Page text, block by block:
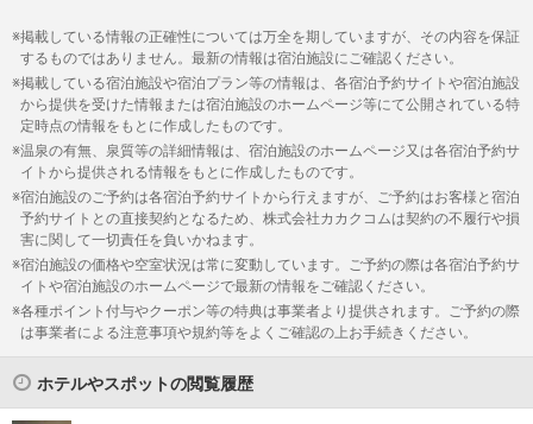
掲載している情報の正確性については万全を期していますが、その内容を保証
するものではありません。最新の情報は宿泊施設にご確認ください。
掲載している宿泊施設や宿泊プラン等の情報は、各宿泊予約サイトや宿泊施設
から提供を受けた情報または宿泊施設のホームページ等にて公開されている特
定時点の情報をもとに作成したものです。
温泉の有無、泉質等の詳細情報は、宿泊施設のホームページ又は各宿泊予約サ
イトから提供される情報をもとに作成したものです。
宿泊施設のご予約は各宿泊予約サイトから行えますが、ご予約はお客様と宿泊
予約サイトとの直接契約となるため、株式会社カカクコムは契約の不履行や損
害に関して一切責任を負いかねます。
宿泊施設の価格や空室状況は常に変動しています。ご予約の際は各宿泊予約サ
イトや宿泊施設のホームページで最新の情報をご確認ください。
各種ポイント付与やクーポン等の特典は事業者より提供されます。ご予約の際
は事業者による注意事項や規約等をよくご確認の上お手続きください。
ホテルやスポットの閲覧履歴